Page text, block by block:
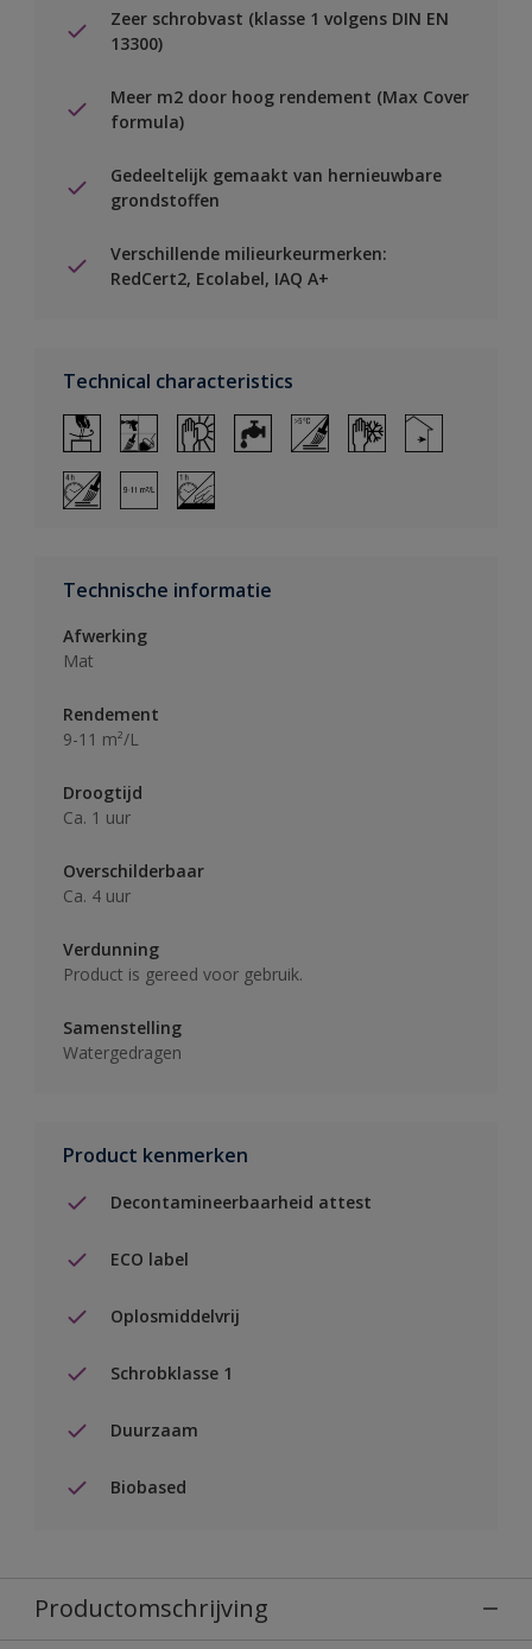
Zeer schrobvast (klasse 1 volgens DIN EN
13300)
Meer m2 door hoog rendement (Max Cover
formula)
Gedeeltelijk gemaakt van hernieuwbare
grondstoffen
Verschillende milieurkeurmerken:
RedCert2, Ecolabel, IAQ A+
Technical characteristics
Technische informatie
Afwerking
Mat
Rendement
9-11 m²/L
Droogtijd
Ca. 1 uur
Overschilderbaar
Ca. 4 uur
Verdunning
Product is gereed voor gebruik.
Samenstelling
Watergedragen
Product kenmerken
Decontamineerbaarheid attest
ECO label
Oplosmiddelvrij
Schrobklasse 1
Duurzaam
Biobased
Productomschrijving